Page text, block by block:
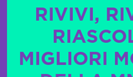
RIVIVI,
MIGLIORI